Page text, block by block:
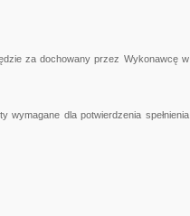
za dochowany przez Wykonawcę w
wymagane dla potwierdzenia spełnienia